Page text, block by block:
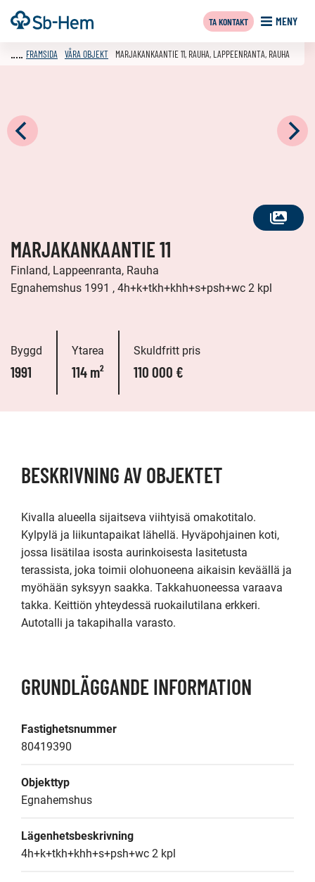
Till
innehållet
Framsida MENY
TA KONTAKT
SE
FRAMSIDA VÅRA OBJEKT MARJAKANKAANTIE 11, RAUHA, LAPPEENRANTA, RAUHA
MARJAKANKAANTIE 11
Finland, Lappeenranta, Rauha
Egnahemshus 1991 , 4h+k+tkh+khh+s+psh+wc 2 kpl
Byggd
1991
Ytarea
114 m²
Skuldfritt pris
110 000 €
BESKRIVNING AV OBJEKTET
Kivalla alueella sijaitseva viihtyisä omakotitalo.
Kylpylä ja liikuntapaikat lähellä. Hyväpohjainen koti,
jossa lisätilaa isosta aurinkoisesta lasitetusta
terassista, joka toimii olohuoneena aikaisin keväällä ja
myöhään syksyyn saakka. Takkahuoneessa varaava
takka. Keittiön yhteydessä ruokailutilana erkkeri.
Autotalli ja takapihalla varasto.
GRUNDLÄGGANDE INFORMATION
Fastighetsnummer
80419390
Objekttyp
Egnahemshus
Lägenhetsbeskrivning
4h+k+tkh+khh+s+psh+wc 2 kpl